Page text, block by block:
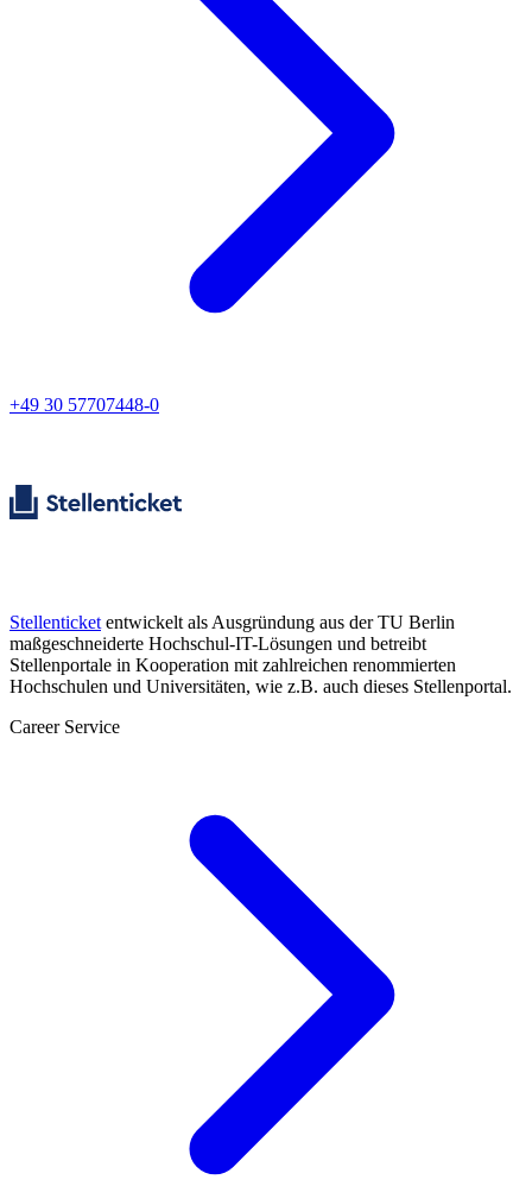
+49 30 57707448-0
Stellenticket entwickelt als Ausgründung aus der TU Berlin
maßgeschneiderte Hochschul-IT-Lösungen und betreibt
Stellenportale in Kooperation mit zahlreichen renommierten
Hochschulen und Universitäten, wie z.B. auch dieses Stellenportal.
Career Service